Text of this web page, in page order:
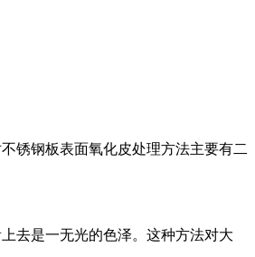
锈钢板表面氧化皮处理方法主要有二
去是一无光的色泽。这种方法对大